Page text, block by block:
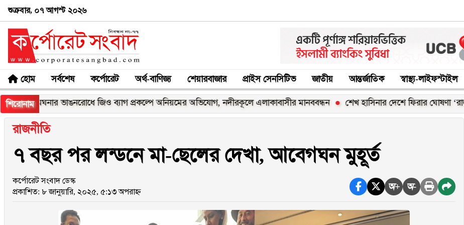
শুক্রবার, ০৭ আগস্ট ২০২৬
হোম সর্বশেষ কর্পোরেট অর্থ-বাণিজ্য শেয়ারবাজার প্রাইস সেনসিটিভ জাতীয় আন্তর্জাতিক স্বাস্থ্য-লাইফস্টাইল
শিরোনামজিও ব্যাগ প্রকল্পে অনিয়মের অভিযোগ, নদীরকূলে এলাকাবাসীর মানববন্ধন শেখ হাসিনার দেশে ফিরার ঘোষণা ‘রাজনৈতিক স্ট্যান্ডবাজি’
রাজনীতি
৭ বছর পর লন্ডনে মা-ছেলের দেখা, আবেগঘন মুহূর্ত
কর্পোরেট সংবাদ ডেস্ক
প্রকাশিত: ৮ জানুয়ারি, ২০২৫, ৫:১৩ অপরাহ্ন
অ+ অ-